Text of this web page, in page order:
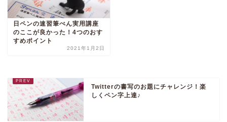
日ペンの速習筆ぺん実用講座
のここが良かった！4つのおす
すめポイント
2021年1月2日
Twitterの書写のお題にチャレンジ！楽
しくペン字上達♪